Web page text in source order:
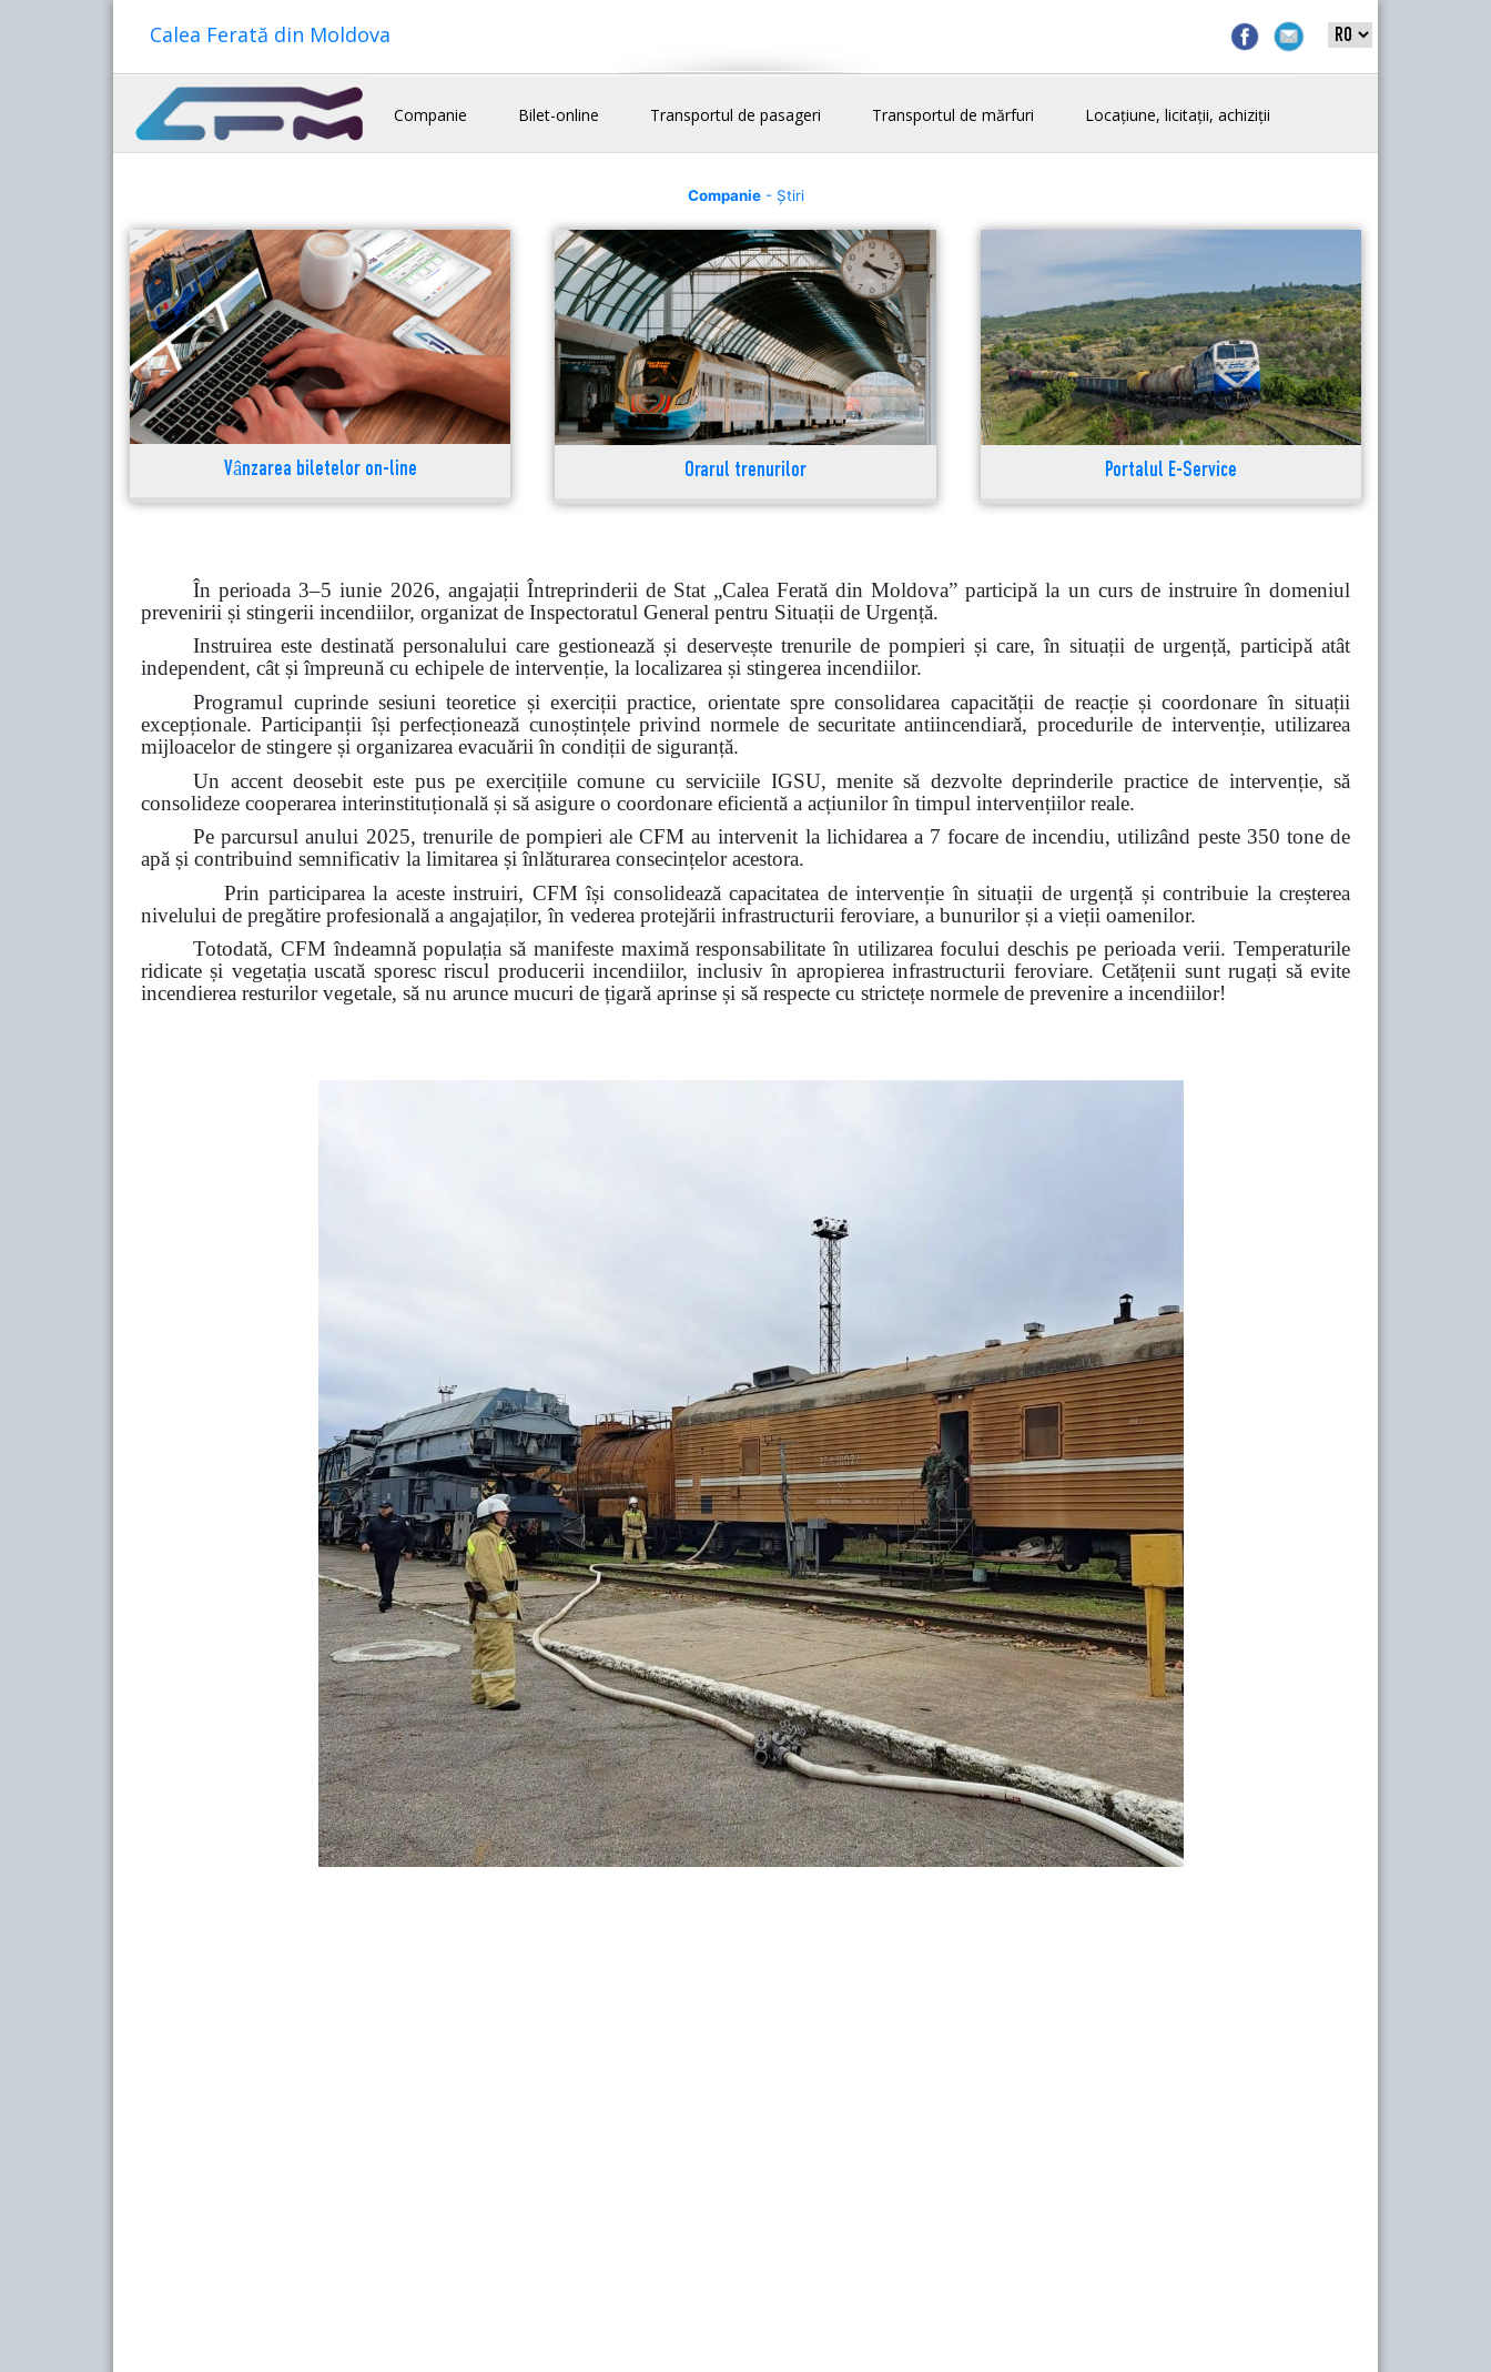
Calea Ferată din Moldova
Companie Bilet-online Transportul de pasageri Transportul de mărfuri Locațiune, licitații, achiziții
Companie- Știri
Vânzarea biletelor on-line Orarul trenurilor Portalul E-Service
În perioada 3–5 iunie 2026, angajații Întreprinderii de Stat „Calea Ferată din Moldova” participă la un curs de instruire în domeniul
prevenirii și stingerii incendiilor, organizat de Inspectoratul General pentru Situații de Urgență.
Instruirea este destinată personalului care gestionează și deservește trenurile de pompieri și care, în situații de urgență, participă atât
independent, cât și împreună cu echipele de intervenție, la localizarea și stingerea incendiilor.
Programul cuprinde sesiuni teoretice și exerciții practice, orientate spre consolidarea capacității de reacție și coordonare în situații
excepționale. Participanții își perfecționează cunoștințele privind normele de securitate antiincendiară, procedurile de intervenție, utilizarea
mijloacelor de stingere și organizarea evacuării în condiții de siguranță.
Un accent deosebit este pus pe exercițiile comune cu serviciile IGSU, menite să dezvolte deprinderile practice de intervenție, să
consolideze cooperarea interinstituțională și să asigure o coordonare eficientă a acțiunilor în timpul intervențiilor reale.
Pe parcursul anului 2025, trenurile de pompieri ale CFM au intervenit la lichidarea a 7 focare de incendiu, utilizând peste 350 tone de
apă și contribuind semnificativ la limitarea și înlăturarea consecințelor acestora.
Prin participarea la aceste instruiri, CFM își consolidează capacitatea de intervenție în situații de urgență și contribuie la creșterea
nivelului de pregătire profesională a angajaților, în vederea protejării infrastructurii feroviare, a bunurilor și a vieții oamenilor.
Totodată, CFM îndeamnă populația să manifeste maximă responsabilitate în utilizarea focului deschis pe perioada verii. Temperaturile
ridicate și vegetația uscată sporesc riscul producerii incendiilor, inclusiv în apropierea infrastructurii feroviare. Cetățenii sunt rugați să evite
incendierea resturilor vegetale, să nu arunce mucuri de țigară aprinse și să respecte cu strictețe normele de prevenire a incendiilor!